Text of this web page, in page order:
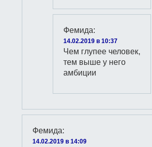
Фемида:
14.02.2019 в 10:37
Чем глупее человек,
тем выше у него
амбиции
Фемида:
14.02.2019 в 14:09